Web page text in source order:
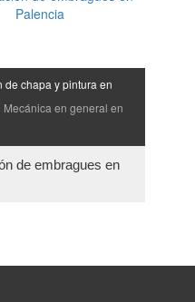
de chapa y pintura en
Mecánica en general en
de embragues en